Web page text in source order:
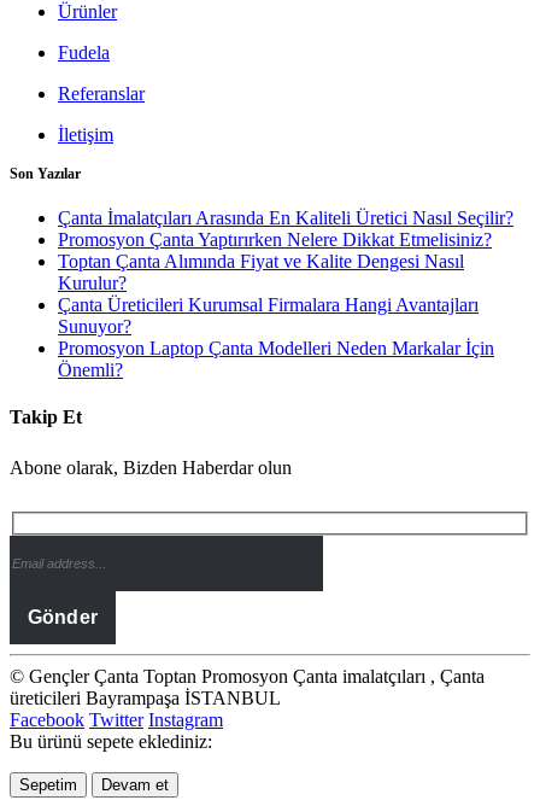
Ürünler
Fudela
Referanslar
İletişim
Son Yazılar
Çanta İmalatçıları Arasında En Kaliteli Üretici Nasıl Seçilir?
Promosyon Çanta Yaptırırken Nelere Dikkat Etmelisiniz?
Toptan Çanta Alımında Fiyat ve Kalite Dengesi Nasıl
Kurulur?
Çanta Üreticileri Kurumsal Firmalara Hangi Avantajları
Sunuyor?
Promosyon Laptop Çanta Modelleri Neden Markalar İçin
Önemli?
Takip Et
Abone olarak, Bizden Haberdar olun
© Gençler Çanta Toptan Promosyon Çanta imalatçıları , Çanta
üreticileri Bayrampaşa İSTANBUL
Facebook Twitter Instagram
Bu ürünü sepete eklediniz:
Sepetim Devam et